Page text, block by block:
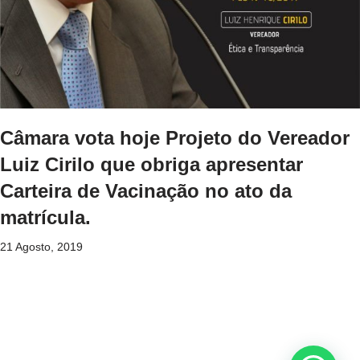
Câmara vota hoje Projeto do Vereador
Luiz Cirilo que obriga apresentar
Carteira de Vacinação no ato da
matrícula.
21 Agosto, 2019